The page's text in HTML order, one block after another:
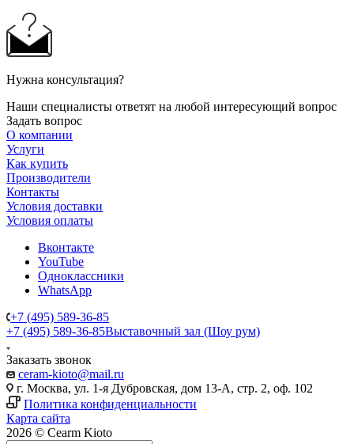
Нужна консультация?
Наши специалисты ответят на любой интересующий вопрос
Задать вопрос
О компании
Услуги
Как купить
Производители
Контакты
Условия доставки
Условия оплаты
Вконтакте
YouTube
Одноклассники
WhatsApp
+7 (495) 589-36-85
+7 (495) 589-36-85Выставочный зал (Шоу рум)
Заказать звонок
ceram-kioto@mail.ru
г. Москва, ул. 1-я Дубровская, дом 13-А, стр. 2, оф. 102
Политика конфиденциальности
Карта сайта
2026 © Cearm Kioto